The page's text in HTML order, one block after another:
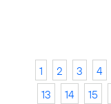
1 2 3 4
13
14 15